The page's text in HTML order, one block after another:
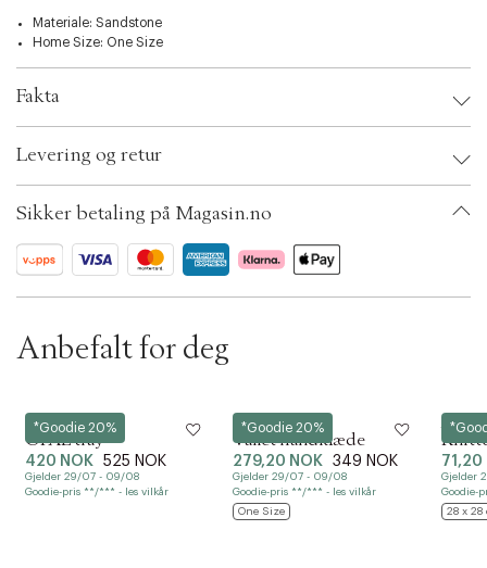
e
l
t
n
Materiale: Sandstone
Home Size: One Size
Fakta
EAN: 5713391027086
ID: BKMW01-0008
Levering og retur
Sikker betaling på Magasin.no
Anbefalt for deg
*Goodie 20%
Mette Ditmer
OPAL tray
420 NOK 525 NOK
Gjelder 29/07 - 09/08
Goodie-pris **/*** - les vilkår
*Goodie 20%
Humdakin
Vaflet håndklæde
279,20 NOK 349 NOK
Gjelder 29/07 - 09/08
Goodie-pris **/*** - les vilkår
One Size
71,20
Gjelder
Goodie-
28 x 28